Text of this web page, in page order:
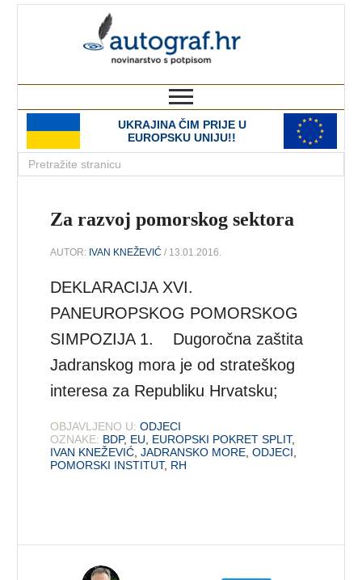
UKRAJINA ČIM PRIJE U
EUROPSKU UNIJU!!
Za razvoj pomorskog sektora
AUTOR: IVAN KNEŽEVIĆ / 13.01.2016.
DEKLARACIJA XVI.
PANEUROPSKOG POMORSKOG
SIMPOZIJA 1. Dugoročna zaštita
Jadranskog mora je od strateškog
interesa za Republiku Hrvatsku;
OBJAVLJENO U: ODJECI
OZNAKE: BDP, EU EUROPSKI POKRET SPLIT,
IVAN KNEŽEVIĆ ,JADRANSKO MORE ,ODJECI
POMORSKI INSTITUT, RH